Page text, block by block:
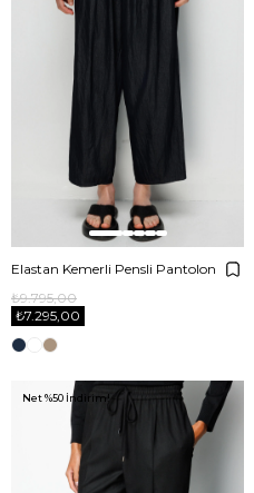
Elastan Kemerli Pensli Pantolon
₺7.295,00
₺9.795,00
Net %50 İndirim!